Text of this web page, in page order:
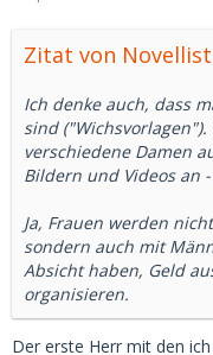
Zitat von Novellist
Ich denke auch, dass
sind
verschiedene Damen
Bildern und Videos an
Ja, Frauen werden
sondern auch mit
Absicht haben, Geld
organisieren.
Der erste Herr mit den